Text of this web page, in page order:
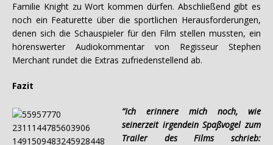
Familie Knight zu Wort kommen dürfen. Abschließend gibt es
noch ein Featurette über die sportlichen Herausforderungen,
denen sich die Schauspieler für den Film stellen mussten, ein
hörenswerter Audiokommentar von Regisseur Stephen
Merchant rundet die Extras zufriedenstellend ab.
Fazit
“Ich erinnere mich noch, wie
seinerzeit irgendein Spaßvogel zum
Trailer des Films schrieb: